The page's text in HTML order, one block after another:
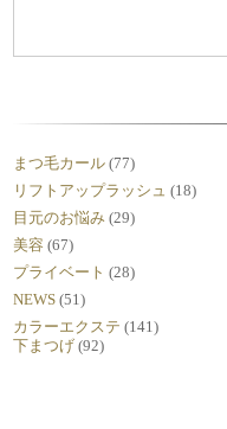
まつ毛カール (77)
リフトアップラッシュ (18)
目元のお悩み (29)
美容 (67)
プライベート (28)
NEWS (51)
カラーエクステ (141)
下まつげ (92)